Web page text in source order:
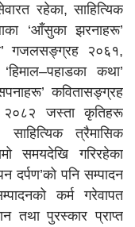
रहेका, साहित्यिक
‘आँसुका झरनाहरू’
गजलसङ्ग्रह २०६१,
कथा’
कवितासङ्ग्रह
२०८२ जस्ता कृतिहरू
त्रैमासिक
समयदेखि गरिरहेका
दर्पण’को पनि सम्पादन
कर्म गरेवापत
तथा पुरस्कार प्राप्त